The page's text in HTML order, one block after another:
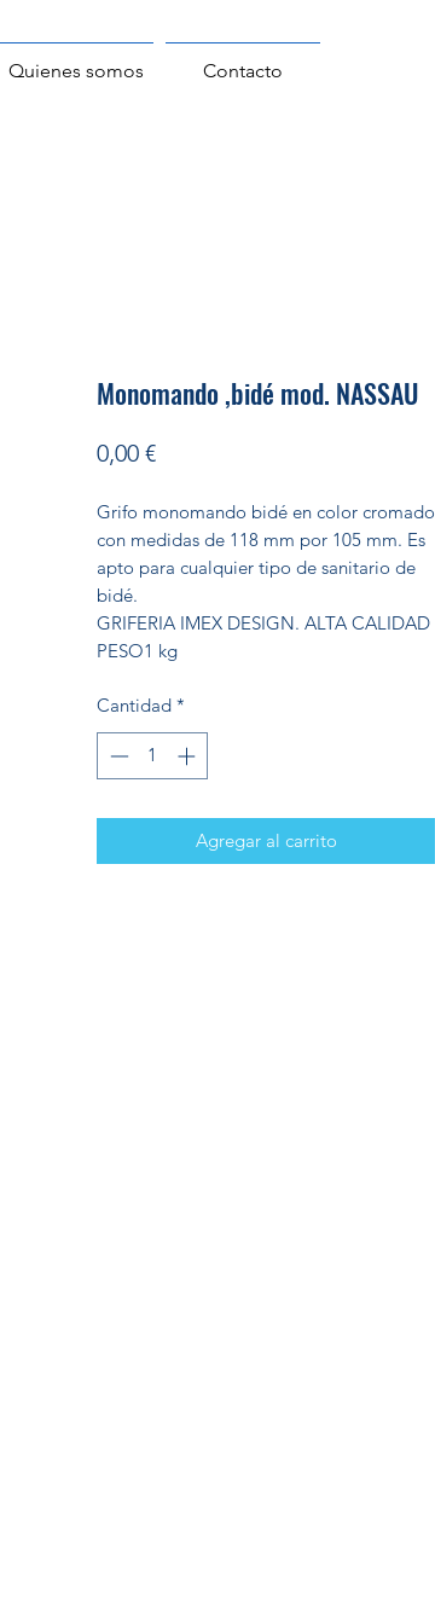
Quienes somos Contacto
Monomando ,bidé mod. NASSAU
0,00 €Precio
Grifo monomando bidé en color cromado
con medidas de 118 mm por 105 mm. Es
apto para cualquier tipo de sanitario de
bidé.
GRIFERIA IMEX DESIGN. ALTA CALIDAD
PESO1 kg
Cantidad *
Agregar al carrito